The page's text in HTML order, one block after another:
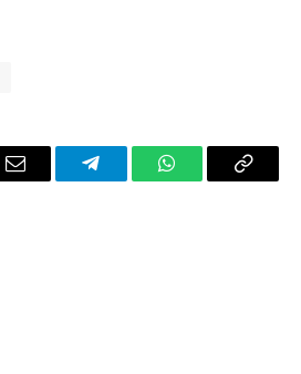
Email TelegramWhatsAppCopy